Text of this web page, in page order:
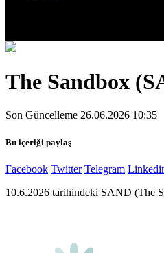
The Sandbox
Son Güncelleme 26.06.2026 10:35
Bu içeriği paylaş
Facebook Twitter Telegram
10.6.2026 tarihindeki SAND (The